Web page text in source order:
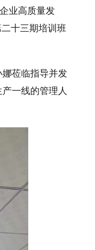
业高质量发
十三期培训班
莅临指导并发
一线的管理人